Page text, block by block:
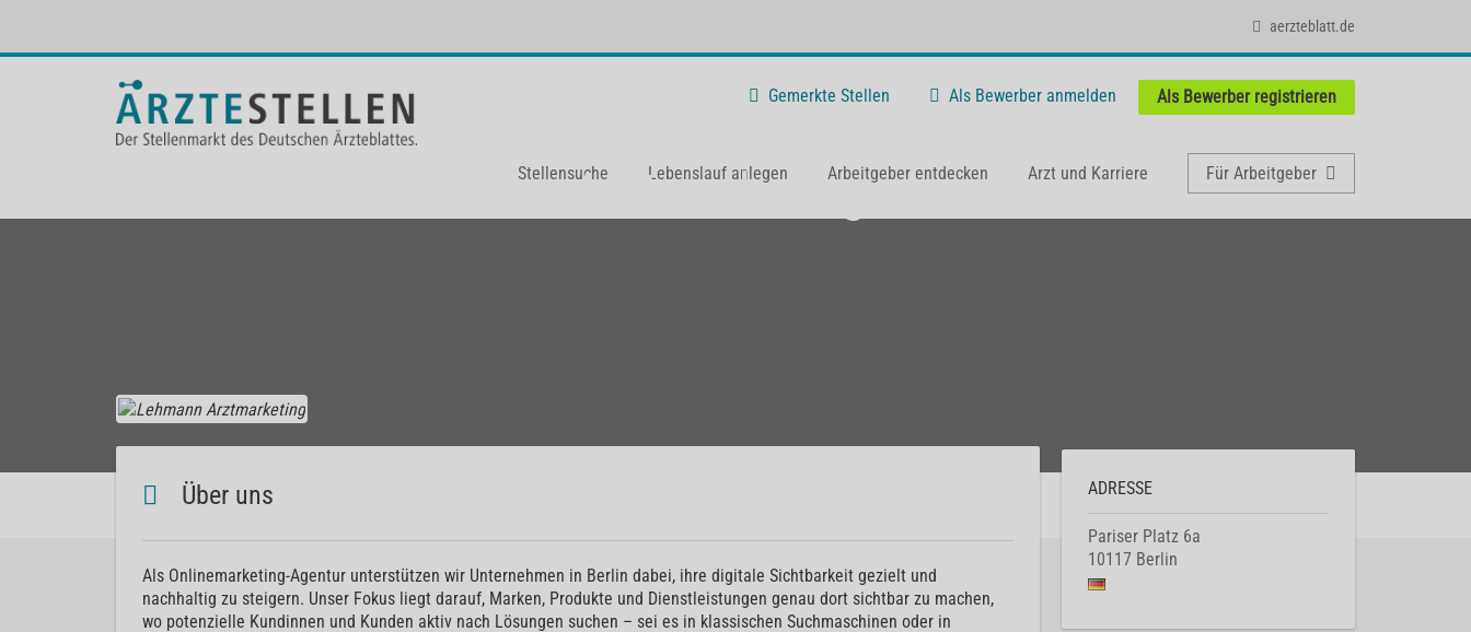
aerzteblatt.de
Gemerkte Stellen Als Bewerber anmelden Als Bewerber registrieren
Stellensuche Lebenslauf anlegen Arbeitgeber entdecken Arzt und Karriere Für Arbeitgeber
Lehmann Arztmarketing
Über uns
Als Onlinemarketing-Agentur unterstützen wir Unternehmen in Berlin dabei, ihre digitale Sichtbarkeit gezielt und
nachhaltig zu steigern. Unser Fokus liegt darauf, Marken, Produkte und Dienstleistungen genau dort sichtbar zu machen,
wo potenzielle Kundinnen und Kunden aktiv nach Lösungen suchen – sei es in klassischen Suchmaschinen oder in
ADRESSE
Pariser Platz 6a
10117 Berlin